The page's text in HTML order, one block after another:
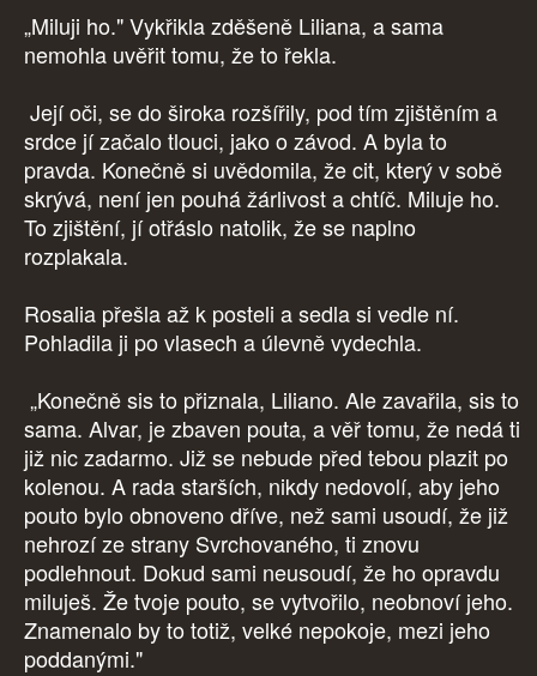
„Miluji ho." Vykřikla zděšeně Liliana, a sama
nemohla uvěřit tomu, že to řekla.
Její oči, se do široka rozšířily, pod tím zjištěním a
srdce jí začalo tlouci, jako o závod. A byla to
pravda. Konečně si uvědomila, že cit, který v sobě
skrývá, není jen pouhá žárlivost a chtíč. Miluje ho.
To zjištění, jí otřáslo natolik, že se naplno
rozplakala.
Rosalia přešla až k posteli a sedla si vedle ní.
Pohladila ji po vlasech a úlevně vydechla.
„Konečně sis to přiznala, Liliano. Ale zavařila, sis to
sama. Alvar, je zbaven pouta, a věř tomu, že nedá ti
již nic zadarmo. Již se nebude před tebou plazit po
kolenou. A rada starších, nikdy nedovolí, aby jeho
pouto bylo obnoveno dříve, než sami usoudí, že již
nehrozí ze strany Svrchovaného, ti znovu
podlehnout. Dokud sami neusoudí, že ho opravdu
miluješ. Že tvoje pouto, se vytvořilo, neobnoví jeho.
Znamenalo by to totiž, velké nepokoje, mezi jeho
poddanými."